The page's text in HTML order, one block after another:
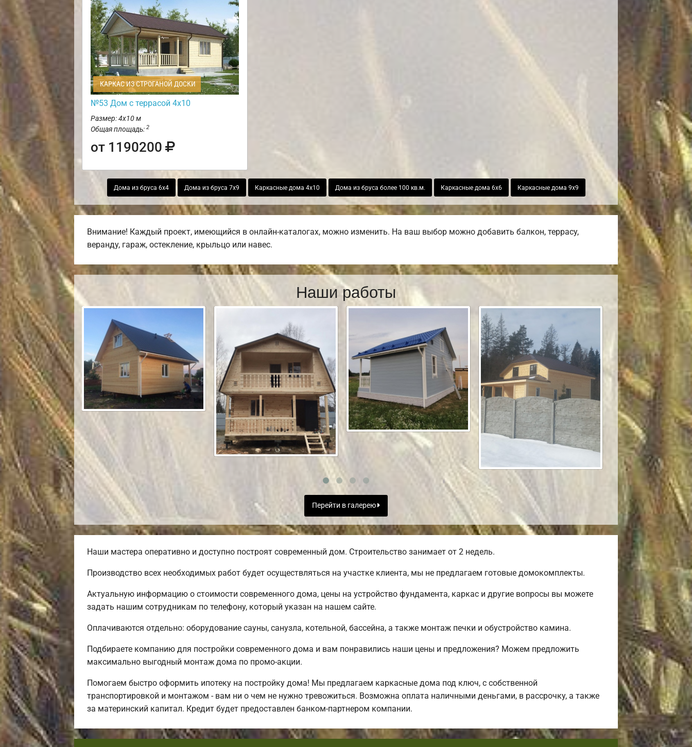
КАРКАС ИЗ СТРОГАНОЙ ДОСКИ
№53 Дом с террасой 4х10
Размер: 4х10 м
Общая площадь: 2
от 1190200
Дома из бруса 6х4 Дома из бруса 7х9 Каркасные дома 4х10 Дома из бруса более 100 кв.м. Каркасные дома 6х6 Каркасные дома 9х9
Внимание! Каждый проект, имеющийся в онлайн-каталогах, можно изменить. На ваш выбор можно добавить балкон, террасу,
веранду, гараж, остекление, крыльцо или навес.
Наши работы
Перейти в галерею
Наши мастера оперативно и доступно построят современный дом. Строительство занимает от 2 недель.
Производство всех необходимых работ будет осуществляться на участке клиента, мы не предлагаем готовые домокомплекты.
Актуальную информацию о стоимости современного дома, цены на устройство фундамента, каркас и другие вопросы вы можете
задать нашим сотрудникам по телефону, который указан на нашем сайте.
Оплачиваются отдельно: оборудование сауны, санузла, котельной, бассейна, а также монтаж печки и обустройство камина.
Подбираете компанию для постройки современного дома и вам понравились наши цены и предложения? Можем предложить
максимально выгодный монтаж дома по промо-акции.
Помогаем быстро оформить ипотеку на постройку дома! Мы предлагаем каркасные дома под ключ, с собственной
транспортировкой и монтажом - вам ни о чем не нужно тревожиться. Возможна оплата наличными деньгами, в рассрочку, а также
за материнский капитал. Кредит будет предоставлен банком-партнером компании.